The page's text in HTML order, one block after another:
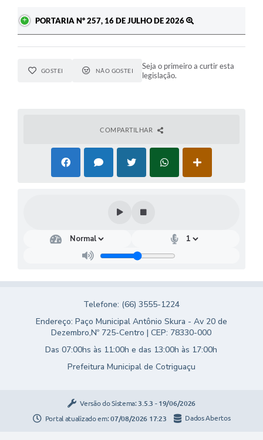
PORTARIA Nº 257, 16 DE JULHO DE 2026
GOSTEI NÃO GOSTEI
Seja o primeiro a curtir esta
legislação.
COMPARTILHAR
Telefone: (66) 3555-1224
Endereço: Paço Municipal Antônio Skura - Av 20 de
Dezembro,Nº 725-Centro | CEP: 78330-000
Das 07:00hs às 11:00h e das 13:00h às 17:00h
Prefeitura Municipal de Cotriguaçu
Versão do Sistema: 3.5.3 - 19/06/2026
Portal atualizado em:07/08/2026 17:23 Dados Abertos